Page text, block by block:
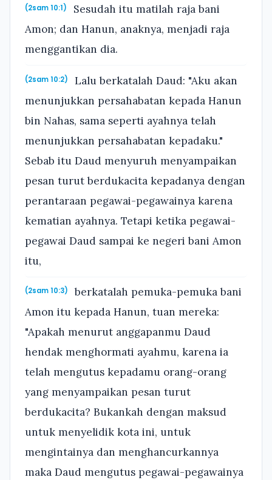
(2sam 10:1)
Sesudah itu matilah raja bani
Amon; dan Hanun, anaknya, menjadi raja
menggantikan dia.
(2sam 10:2)
Lalu berkatalah Daud: "Aku akan
menunjukkan persahabatan kepada Hanun
bin Nahas, sama seperti ayahnya telah
menunjukkan persahabatan kepadaku."
Sebab itu Daud menyuruh menyampaikan
pesan turut berdukacita kepadanya dengan
perantaraan pegawai-pegawainya karena
kematian ayahnya. Tetapi ketika pegawai-
pegawai Daud sampai ke negeri bani Amon
itu,
(2sam 10:3)
berkatalah pemuka-pemuka bani
Amon itu kepada Hanun, tuan mereka:
"Apakah menurut anggapanmu Daud
hendak menghormati ayahmu, karena ia
telah mengutus kepadamu orang-orang
yang menyampaikan pesan turut
berdukacita? Bukankah dengan maksud
untuk menyelidik kota ini, untuk
mengintainya dan menghancurkannya
maka Daud mengutus pegawai-pegawainya